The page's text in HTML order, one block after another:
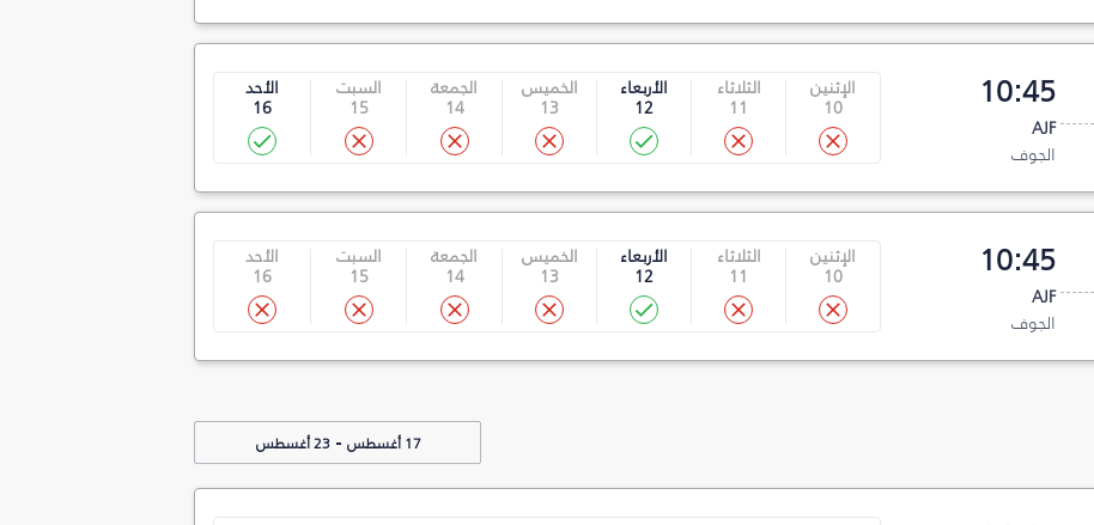
10:45
AJF
الجوف
الإثنين
10
الثلاثاء
11
الأربعاء
12
الخميس
13
الجمعة
14
السبت
15
الأحد
16
10:45
AJF
الجوف
الإثنين
10
الثلاثاء
11
الأربعاء
12
الخميس
13
الجمعة
14
السبت
15
الأحد
16
17 أغسطس -23 أغسطس